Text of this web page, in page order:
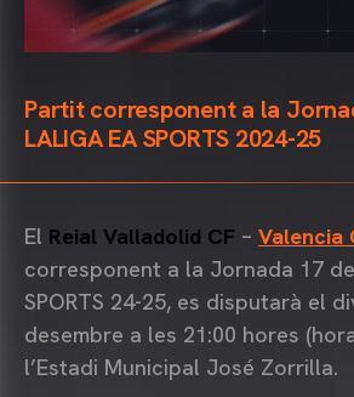
Partit corresponent a la
LALIGA EA SPORTS 2024-25
El Reial Valladolid CF – Valencia
corresponent a la Jornada 17 de
SPORTS 24-25, es disputarà el
desembre a les 21:00 hores
l’Estadi Municipal José Zorrilla.